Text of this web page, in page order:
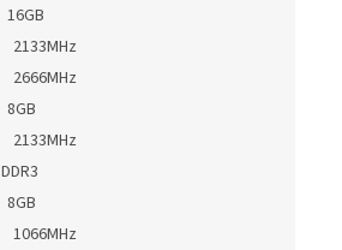
16GB
2133MHz
2666MHz
8GB
2133MHz
DDR3
8GB
1066MHz